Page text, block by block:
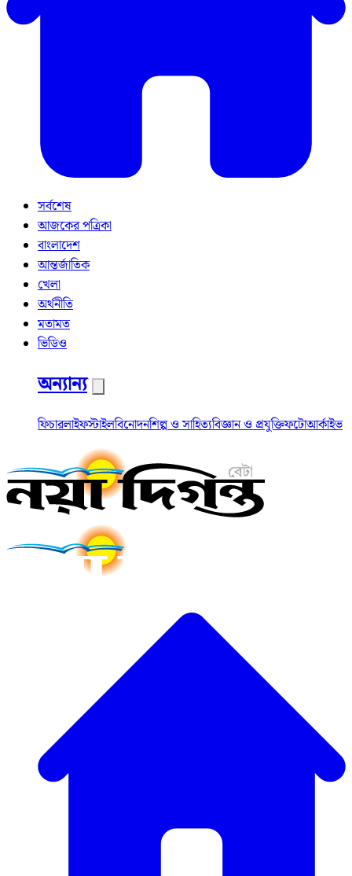
সর্বশেষ
আজকের পত্রিকা
বাংলাদেশ
আন্তর্জাতিক
খেলা
অর্থনীতি
মতামত
ভিডিও
অন্যান্য
ফিচারলাইফস্টাইলবিনোদনশিল্প ও সাহিত্যবিজ্ঞান ও প্রযুক্তিফটোআর্কাইভ